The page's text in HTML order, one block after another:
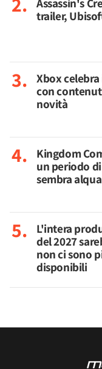
trailer,
Xbox
con
novità
Kingdom
un periodo
sembra
L'intera
del 2027
non ci sono
disponibili